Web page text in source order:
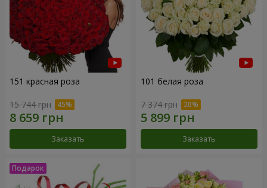
151 красная роза
15 744 грн
Заказать
101 белая роза
7 374 грн
Заказать